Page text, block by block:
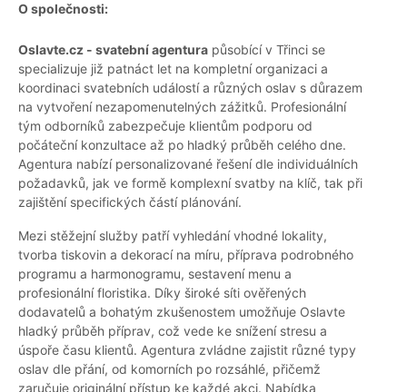
O společnosti:
Oslavte.cz - svatební agentura působící v Třinci se
specializuje již patnáct let na kompletní organizaci a
koordinaci svatebních událostí a různých oslav s důrazem
na vytvoření nezapomenutelných zážitků. Profesionální
tým odborníků zabezpečuje klientům podporu od
počáteční konzultace až po hladký průběh celého dne.
Agentura nabízí personalizované řešení dle individuálních
požadavků, jak ve formě komplexní svatby na klíč, tak při
zajištění specifických částí plánování.
Mezi stěžejní služby patří vyhledání vhodné lokality,
tvorba tiskovin a dekorací na míru, příprava podrobného
programu a harmonogramu, sestavení menu a
profesionální floristika. Díky široké síti ověřených
dodavatelů a bohatým zkušenostem umožňuje Oslavte
hladký průběh příprav, což vede ke snížení stresu a
úspoře času klientů. Agentura zvládne zajistit různé typy
oslav dle přání, od komorních po rozsáhlé, přičemž
zaručuje originální přístup ke každé akci. Nabídka